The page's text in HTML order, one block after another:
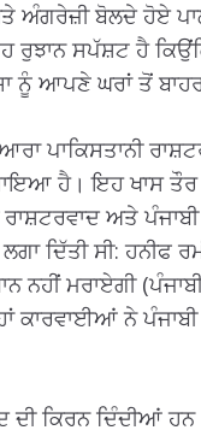
ਅੰਗਰੇਜ਼ੀ ਬੋਲਦੇ ਹੋਏ
ਸਪੱਸ਼ਟ ਹੈ
ਨੂੰ ਆਪਣੇ ਘਰਾਂ ਤੋਂ
ਪਾਕਿਸਤਾਨੀ
ਪਾਇਆ ਹੈ। ਇਹ ਖਾਸ
ਅਤੇ
ਦਿੱਤੀ ਸੀ: ਹਨੀਫ
ਨਹੀਂ ਮਰਾਏਗੀ
ਕਾਰਵਾਈਆਂ ਨੇ
ਦੀ ਕਿਰਨ ਦਿੰਦੀਆਂ